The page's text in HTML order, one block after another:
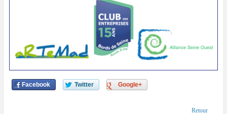
Facebook Twitter Google+
Retour